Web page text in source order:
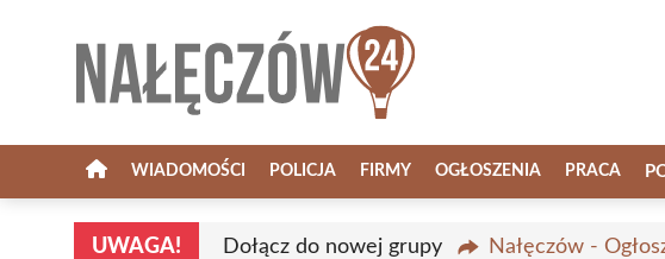
WIADOMOŚCI POLICJA FIRMY OGŁOSZENIA PRACA
UWAGA! Dołącz do nowej grupy Nałęczów -